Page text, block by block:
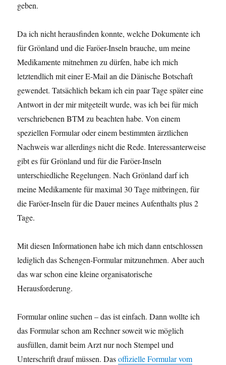
geben.
Da ich nicht herausfinden konnte, welche Dokumente ich
für Grönland und die Faröer-Inseln brauche, um meine
Medikamente mitnehmen zu dürfen, habe ich mich
letztendlich mit einer E-Mail an die Dänische Botschaft
gewendet. Tatsächlich bekam ich ein paar Tage später eine
Antwort in der mir mitgeteilt wurde, was ich bei für mich
verschriebenen BTM zu beachten habe. Von einem
speziellen Formular oder einem bestimmten ärztlichen
Nachweis war allerdings nicht die Rede. Interessanterweise
gibt es für Grönland und für die Faröer-Inseln
unterschiedliche Regelungen. Nach Grönland darf ich
meine Medikamente für maximal 30 Tage mitbringen, für
die Faröer-Inseln für die Dauer meines Aufenthalts plus 2
Tage.
Mit diesen Informationen habe ich mich dann entschlossen
lediglich das Schengen-Formular mitzunehmen. Aber auch
das war schon eine kleine organisatorische
Herausforderung.
Formular online suchen – das ist einfach. Dann wollte ich
das Formular schon am Rechner soweit wie möglich
ausfüllen, damit beim Arzt nur noch Stempel und
Unterschrift drauf müssen. Dasoffizielle Formular vom